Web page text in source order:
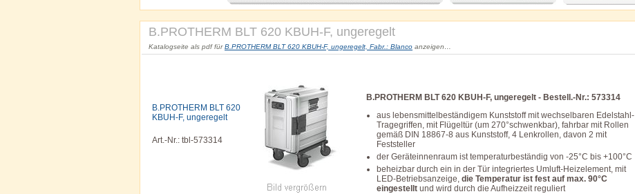
B.PROTHERM BLT 620 KBUH-F, ungeregelt
Katalogseite als pdf fürB.PROTHERM BLT 620 KBUH-F, ungeregelt, Fabr.: Blanco anzeigen…
B.PROTHERM BLT 620
KBUH-F, ungeregelt
Art.-Nr.: tbl-573314
B.PROTHERM BLT 620 KBUH-F, ungeregelt - Bestell.-Nr.: 573314
aus lebensmittelbeständigem Kunststoff mit wechselbaren Edelstahl-
Tragegriffen, mit Flügeltür (um 270°schwenkbar), fahrbar mit Rollen
gemäß DIN 18867-8 aus Kunststoff, 4 Lenkrollen, davon 2 mit
Feststeller
der Geräteinnenraum ist temperaturbeständig von -25°C bis +100°C
beheizbar durch ein in der Tür integriertes Umluft-Heizelement, mit
LED-Betriebsanzeige, die Temperatur ist fest auf max. 90°C
eingestellt und wird durch die Aufheizzeit reguliert